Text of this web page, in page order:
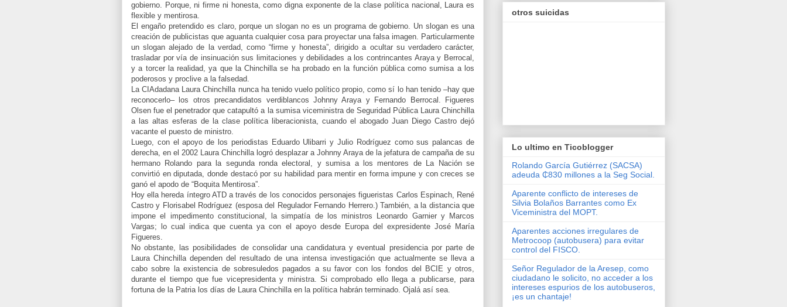
gobierno. Porque, ni firme ni honesta, como digna exponente de la clase política nacional, Laura es
flexible y mentirosa.
El engaño pretendido es claro, porque un slogan no es un programa de gobierno. Un slogan es una
creación de publicistas que aguanta cualquier cosa para proyectar una falsa imagen. Particularmente
un slogan alejado de la verdad, como “firme y honesta”, dirigido a ocultar su verdadero carácter,
trasladar por vía de insinuación sus limitaciones y debilidades a los contrincantes Araya y Berrocal,
y a torcer la realidad, ya que la Chinchilla se ha probado en la función pública como sumisa a los
poderosos y proclive a la falsedad.
La CIAdadana Laura Chinchilla nunca ha tenido vuelo político propio, como sí lo han tenido –hay que
reconocerlo– los otros precandidatos verdiblancos Johnny Araya y Fernando Berrocal. Figueres
Olsen fue el penetrador que catapultó a la sumisa viceministra de Seguridad Pública Laura Chinchilla
a las altas esferas de la clase política liberacionista, cuando el abogado Juan Diego Castro dejó
vacante el puesto de ministro.
Luego, con el apoyo de los periodistas Eduardo Ulibarri y Julio Rodríguez como sus palancas de
derecha, en el 2002 Laura Chinchilla logró desplazar a Johnny Araya de la jefatura de campaña de su
hermano Rolando para la segunda ronda electoral, y sumisa a los mentores de La Nación se
convirtió en diputada, donde destacó por su habilidad para mentir en forma impune y con creces se
ganó el apodo de “Boquita Mentirosa”.
Hoy ella hereda íntegro ATD a través de los conocidos personajes figueristas Carlos Espinach, René
Castro y Florisabel Rodríguez (esposa del Regulador Fernando Herrero.) También, a la distancia que
impone el impedimento constitucional, la simpatía de los ministros Leonardo Garnier y Marcos
Vargas; lo cual indica que cuenta ya con el apoyo desde Europa del expresidente José María
Figueres.
No obstante, las posibilidades de consolidar una candidatura y eventual presidencia por parte de
Laura Chinchilla dependen del resultado de una intensa investigación que actualmente se lleva a
cabo sobre la existencia de sobresuledos pagados a su favor con los fondos del BCIE y otros,
durante el tiempo que fue vicepresidenta y ministra. Si comprobado ello llega a publicarse, para
fortuna de la Patria los días de Laura Chinchilla en la política habrán terminado. Ojalá así sea.
otros suicidas
Lo ultimo en Ticoblogger
Rolando García Gutiérrez (SACSA)
adeuda ₵830 millones a la Seg Social.
Aparente conflicto de intereses de
Silvia Bolaños Barrantes como Ex
Viceministra del MOPT.
Aparentes acciones irregulares de
Metrocoop (autobusera) para evitar
control del FISCO.
Señor Regulador de la Aresep, como
ciudadano le solicito, no acceder a los
intereses espurios de los autobuseros,
¡es un chantaje!